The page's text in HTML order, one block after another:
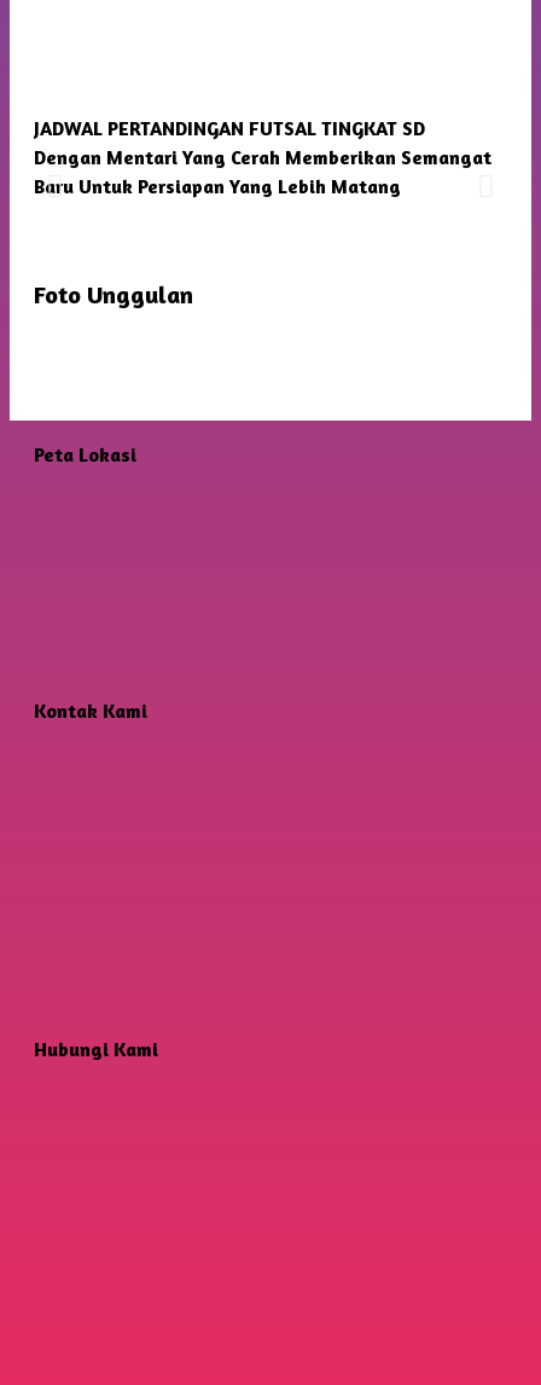
JADWAL PERTANDINGAN FUTSAL TINGKAT SD
Dengan Mentari Yang Cerah Memberikan Semangat
Baru Untuk Persiapan Yang Lebih Matang
Foto Unggulan
Peta Lokasi
Kontak Kami
Hubungi Kami